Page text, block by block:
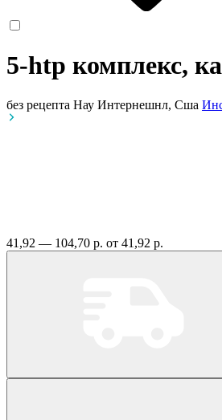
5-htp комплекс,
без рецепта Нау Интернешнл, Сша
41,92 — 104,70 р. от 41,92 р.